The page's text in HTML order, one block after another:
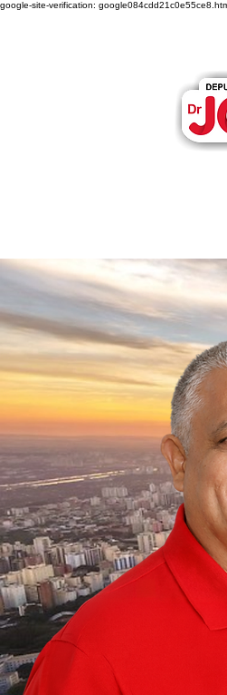
google-site-verification: